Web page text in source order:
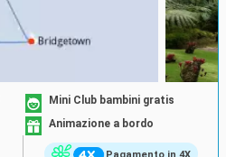
Pagamento in 4X
Mini Club bambini gratis
Animazione a bordo